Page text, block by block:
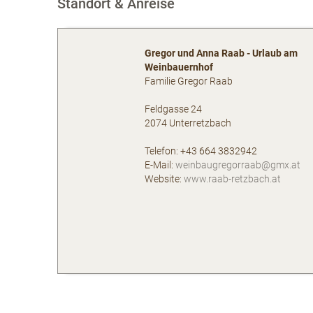
Standort & Anreise
Gregor und Anna Raab - Urlaub am
Weinbauernhof
Familie Gregor Raab
Feldgasse 24
2074 Unterretzbach
Telefon: +43 664 3832942
E-Mail: weinbaugregorraab@gmx.at
Website: www.raab-retzbach.at